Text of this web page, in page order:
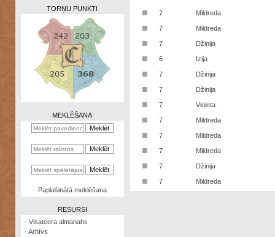
Zināšanu
kalkulators
Nomētātās
TORŅU PUNKTI
MEKLĒŠANA
Paplašinātā meklēšana
RESURSI
· Visatcera almanahs
· Arhīvs
■ 7 Mildreda
■ 7 Mildreda
■ 7 Džinija
■ 6 Izija
■ 7 Džinija
■ 7 Džinija
■ 7 Violeta
■ 7 Mildreda
■ 7 Mildreda
■ 7 Mildreda
■ 7 Džinija
■ 7 Mildreda